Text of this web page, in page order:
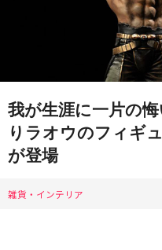
我が生涯に一片の
りラオウのフィギ
が登場
雑貨・インテリア